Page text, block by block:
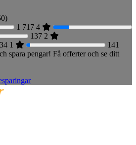
)
1 717 4
137 2
34 1
141
spara pengar! Få offerter och se ditt